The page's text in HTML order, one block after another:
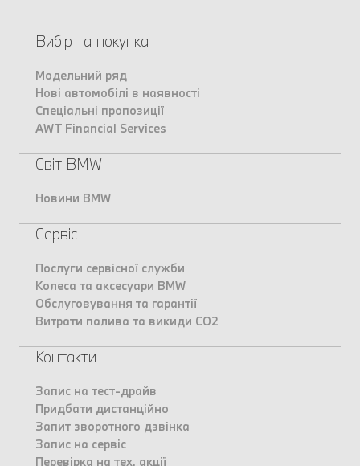
Вибір та покупка
Модельний ряд
Нові автомобілі в наявності
Спеціальні пропозиції
AWT Financial Services
Світ BMW
Новини BMW
Сервіс
Послуги сервісної служби
Колеса та аксесуари BMW
Обслуговування та гарантії
Витрати палива та викиди CO2
Контакти
Запис на тест-драйв
Придбати дистанційно
Запит зворотного дзвінка
Запис на сервіс
Перевірка на тех. акції